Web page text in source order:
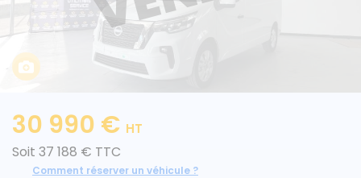
Caisses grands volumes
Minibus
30 990 € HT
Soit 37 188 € TTC
Comment réserver un véhicule ?